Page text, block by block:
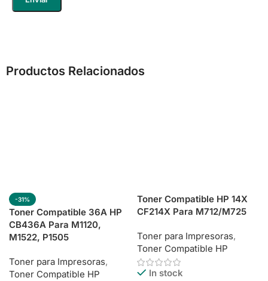
Productos Relacionados
-31%
Toner Compatible 36A HP
CB436A Para M1120,
M1522, P1505
Toner para Impresoras,
Toner Compatible HP
Toner Compatible HP 14X
CF214X Para M712/M725
Toner para Impresoras,
Toner Compatible HP
In stock